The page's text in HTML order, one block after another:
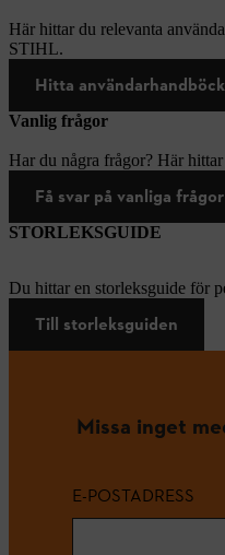
Här hittar du relevanta
STIHL.
Hitta
Vanlig frågor
Har du några frågor? Här
Få svar på vanliga frågor
STORLEKSGUIDE
Du hittar en storleksguide för
Till storleksguiden
Missa inget
E-POSTADRESS